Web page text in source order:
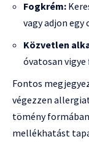
Fogkrém:
vagy adjon egy
Közvetlen
óvatosan
Fontos
végezzen
tömény
mellékhatást